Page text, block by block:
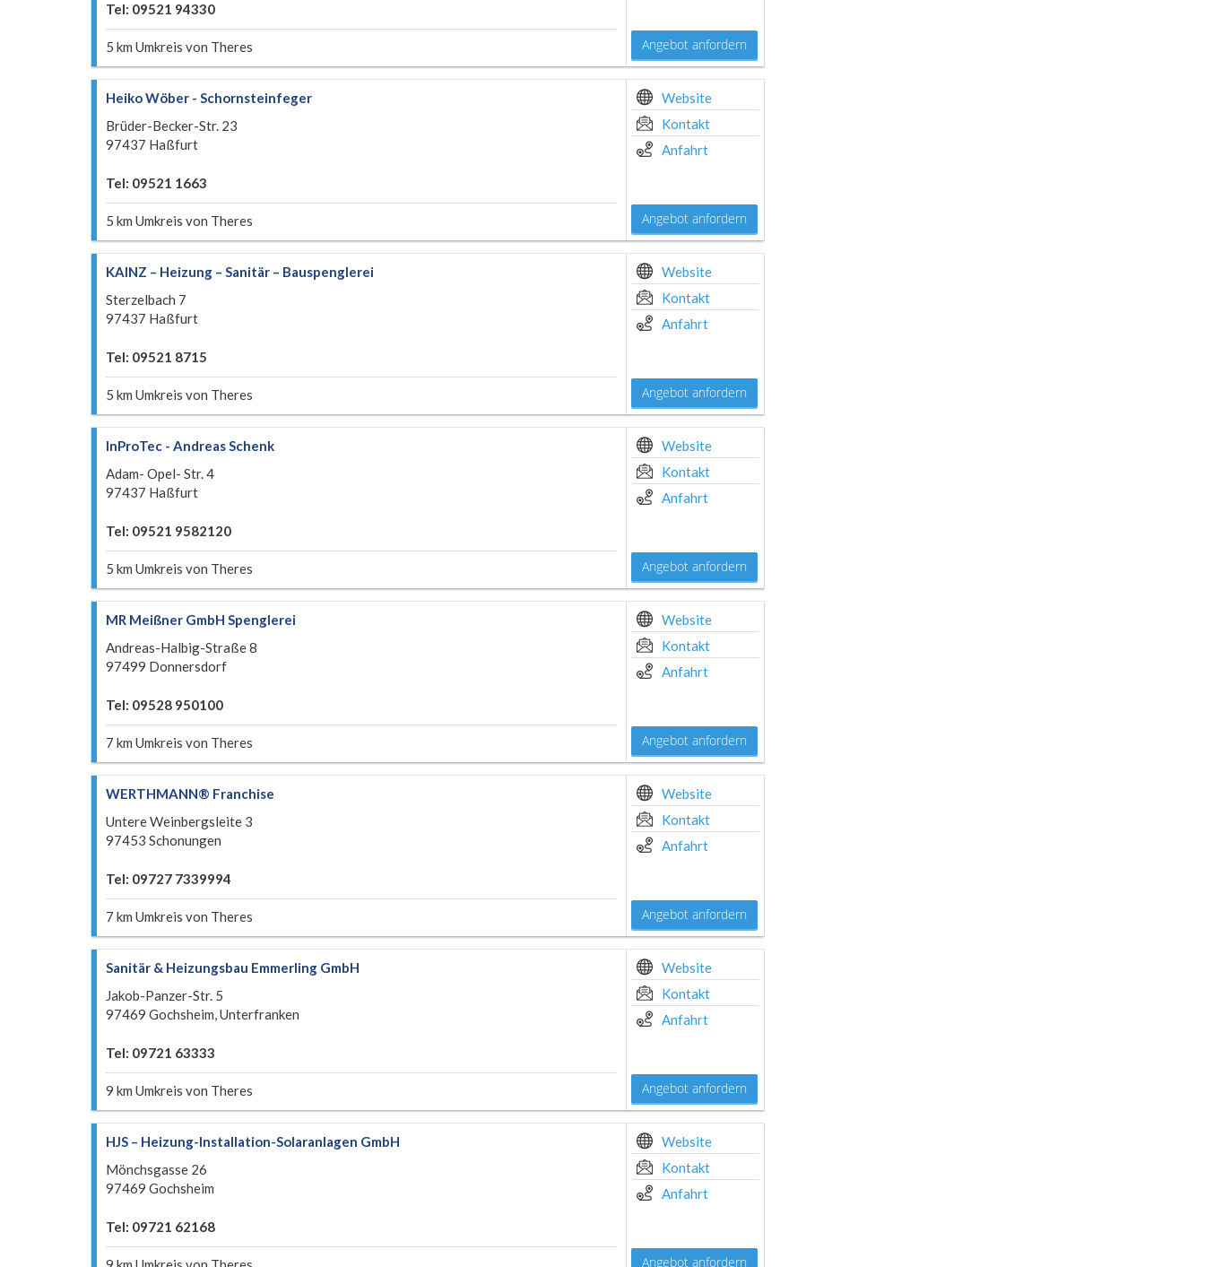
Tel: 09521 94330
5 km Umkreis von Theres Angebot anfordern
Heiko Wöber - Schornsteinfeger
Brüder-Becker-Str. 23
97437 Haßfurt
Tel: 09521 1663
5 km Umkreis von Theres
Website
Kontakt
Anfahrt
Angebot anfordern
KAINZ – Heizung – Sanitär – Bauspenglerei
Sterzelbach 7
97437 Haßfurt
Tel: 09521 8715
5 km Umkreis von Theres
Website
Kontakt
Anfahrt
Angebot anfordern
InProTec - Andreas Schenk
Adam- Opel- Str. 4
97437 Haßfurt
Tel: 09521 9582120
5 km Umkreis von Theres
Website
Kontakt
Anfahrt
Angebot anfordern
MR Meißner GmbH Spenglerei
Andreas-Halbig-Straße 8
97499 Donnersdorf
Tel: 09528 950100
7 km Umkreis von Theres
Website
Kontakt
Anfahrt
Angebot anfordern
WERTHMANN® Franchise
Untere Weinbergsleite 3
97453 Schonungen
Tel: 09727 7339994
7 km Umkreis von Theres
Website
Kontakt
Anfahrt
Angebot anfordern
Sanitär & Heizungsbau Emmerling GmbH
Jakob-Panzer-Str. 5
97469 Gochsheim, Unterfranken
Tel: 09721 63333
9 km Umkreis von Theres
Website
Kontakt
Anfahrt
Angebot anfordern
HJS – Heizung-Installation-Solaranlagen GmbH
Mönchsgasse 26
97469 Gochsheim
Tel: 09721 62168
Website
Kontakt
Anfahrt
Angebot anfordern